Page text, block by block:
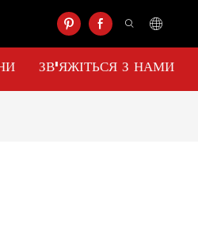
ЗВ'ЯЖІТЬСЯ З НАМИ